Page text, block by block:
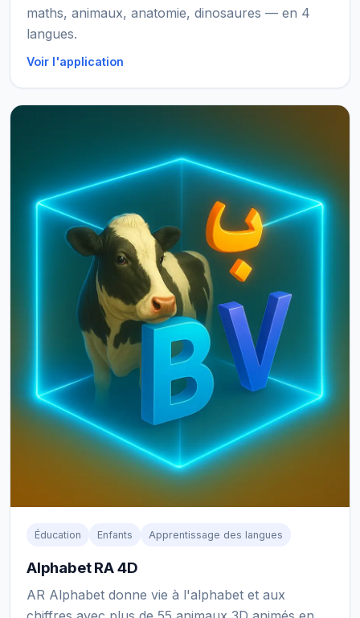
maths, animaux, anatomie, dinosaures — en 4
langues.
Voir l'application
Éducation Enfants Apprentissage des langues
Alphabet RA 4D
AR Alphabet donne vie à l'alphabet et aux